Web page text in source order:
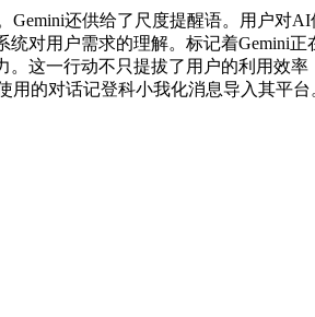
还供给了尺度提醒语。用户对AI
对用户需求的理解。标记着Gemini
这一行动不只提拔了用户的利用效
的对话记登科小我化消息导入其平台